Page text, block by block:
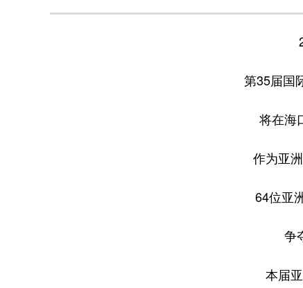
第35届国
将在海
作为亚
64位亚
争
本届